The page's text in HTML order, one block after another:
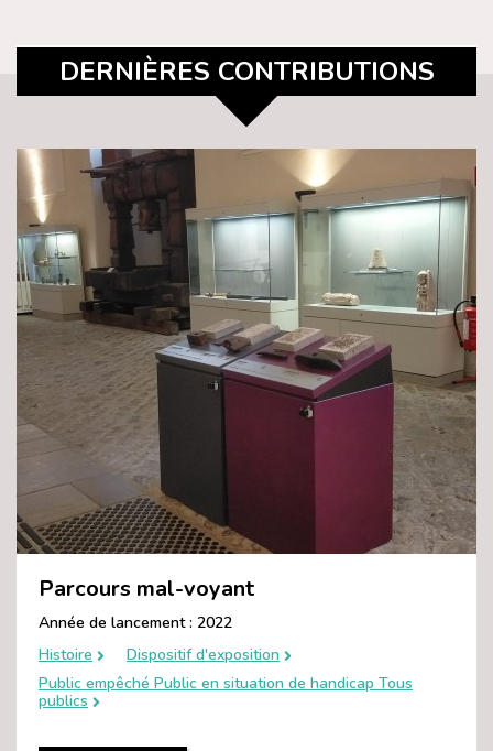
DERNIÈRES CONTRIBUTIONS
Parcours mal-voyant
Année de lancement : 2022
Histoire
Dispositif d'exposition
Public empêché Public en situation de handicap Tous
publics